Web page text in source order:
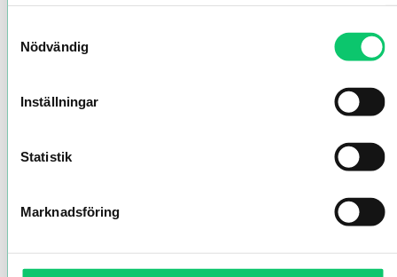
Nödvändig
Inställningar
Statistik
Marknadsföring